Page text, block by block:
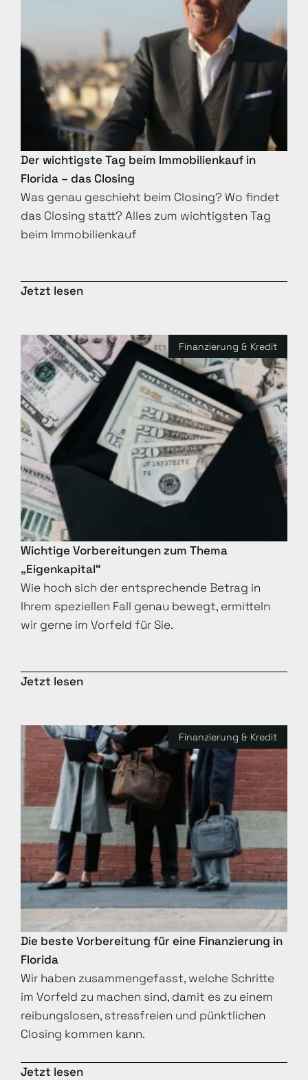
Der wichtigste Tag beim Immobilienkauf in
Florida – das Closing
Was genau geschieht beim Closing? Wo findet
das Closing statt? Alles zum wichtigsten Tag
beim Immobilienkauf
Jetzt lesen
Finanzierung & Kredit
Wichtige Vorbereitungen zum Thema
„Eigenkapital“
Wie hoch sich der entsprechende Betrag in
Ihrem speziellen Fall genau bewegt, ermitteln
wir gerne im Vorfeld für Sie.
Jetzt lesen
Finanzierung & Kredit
Die beste Vorbereitung für eine Finanzierung in
Florida
Wir haben zusammengefasst, welche Schritte
im Vorfeld zu machen sind, damit es zu einem
reibungslosen, stressfreien und pünktlichen
Closing kommen kann.
Jetzt lesen